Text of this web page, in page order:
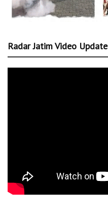
Radar Jatim Video Update